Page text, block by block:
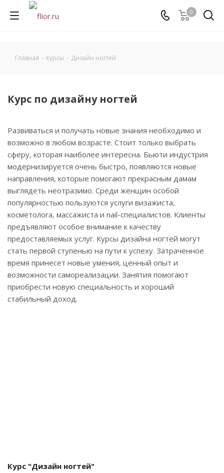
0
Главная - Курсы - Дизайн ногтей
Курс по дизайну ногтей
Развиваться и получать новые знания необходимо и
возможно в любом возрасте. Стоит только выбрать
сферу, которая наиболее интересна. Бьюти индустрия
модернизируется очень быстро, появляются новые
направления, которые помогают прекрасным дамам
выглядеть неотразимо. Среди женщин особой
популярностью пользуются услуги визажиста,
косметолога, массажиста и nail-специалистов. Клиенты
предъявляют особое внимание к качеству
предоставляемых услуг. Курсы дизайна ногтей могут
стать первой ступенью на пути к успеху. Затраченное
время принесет новые умения, ценный опыт и
возможности самореализации. Занятия помогают
приобрести новую специальность и хороший
стабильный доход.
Курс "Дизайн ногтей"